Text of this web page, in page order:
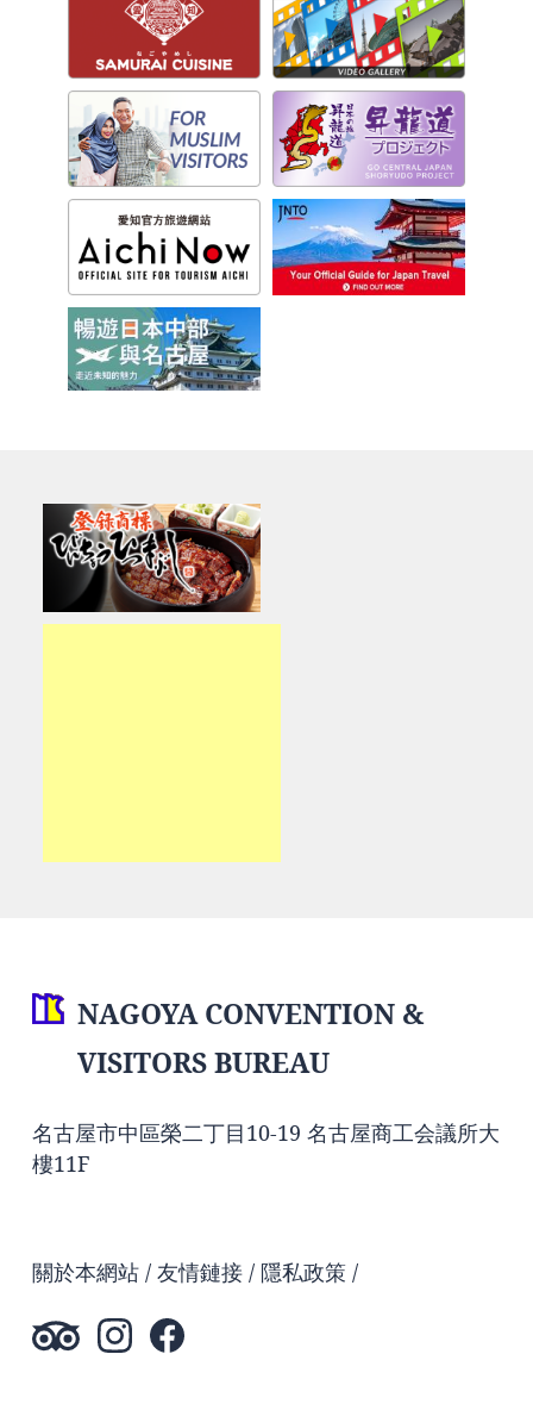
NAGOYA CONVENTION &
VISITORS BUREAU
名古屋市中區榮二丁目10-19 名古屋商工会議所大
樓11F
關於本網站 友情鏈接 隱私政策